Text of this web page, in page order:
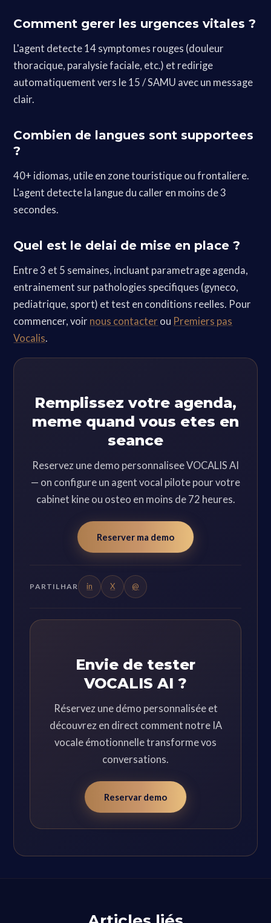
Comment gerer les urgences vitales ?
L'agent detecte 14 symptomes rouges (douleur
thoracique, paralysie faciale, etc.) et redirige
automatiquement vers le 15 / SAMU avec un message
clair.
Combien de langues sont supportees
?
40+ idiomas, utile en zone touristique ou frontaliere.
L'agent detecte la langue du caller en moins de 3
secondes.
Quel est le delai de mise en place ?
Entre 3 et 5 semaines, incluant parametrage agenda,
entrainement sur pathologies specifiques (gyneco,
pediatrique, sport) et test en conditions reelles. Pour
commencer, voir nous contacter ou Premiers pas
Vocalis.
Remplissez votre agenda,
meme quand vous etes en
seance
Reservez une demo personnalisee VOCALIS AI
— on configure un agent vocal pilote pour votre
cabinet kine ou osteo en moins de 72 heures.
Reserver ma demo
PARTILHAR in X @
Envie de tester
VOCALIS AI ?
Réservez une démo personnalisée et
découvrez en direct comment notre IA
vocale émotionnelle transforme vos
conversations.
Reservar demo